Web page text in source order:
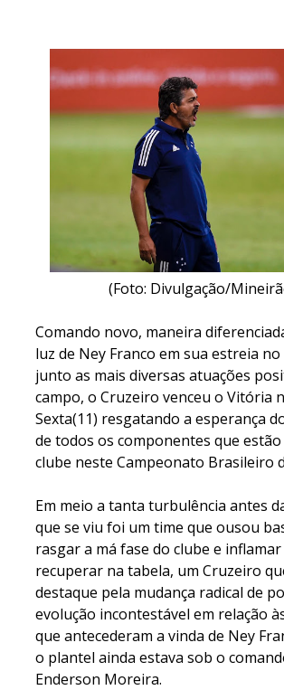
(Foto: Divulgação/
Comando novo, maneira
luz de Ney Franco em sua estreia
junto as mais diversas atuações
campo, o Cruzeiro venceu o Vitória
Sexta(11) resgatando a esperança
de todos os componentes que
clube neste Campeonato Brasileiro
Em meio a tanta turbulência antes
que se viu foi um time que ousou
rasgar a má fase do clube e
recuperar na tabela, um Cruzeiro
destaque pela mudança radical de
evolução incontestável em relação
que antecederam a vinda de Ney
o plantel ainda estava sob o
Enderson Moreira.